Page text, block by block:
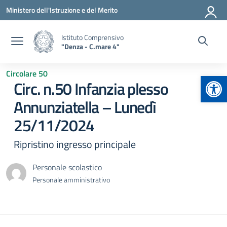
Vai ai contenuti
Vai al menu di navigazione
Vai al footer
Ministero dell'Istruzione e del Merito
Istituto Comprensivo
"Denza - C.mare 4"
Circolare 50
Circ. n.50 Infanzia plesso
Annunziatella – Lunedì
25/11/2024
Ripristino ingresso principale
Personale scolastico
Personale amministrativo